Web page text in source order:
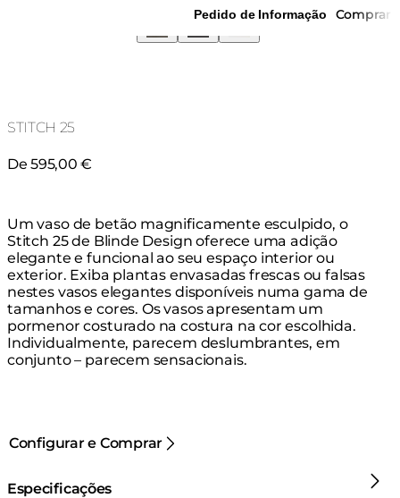
Pedido de Informação Comprar
STITCH 25
De 595,00 €
Um vaso de betão magnificamente esculpido, o
Stitch 25 de Blinde Design oferece uma adição
elegante e funcional ao seu espaço interior ou
exterior. Exiba plantas envasadas frescas ou falsas
nestes vasos elegantes disponíveis numa gama de
tamanhos e cores. Os vasos apresentam um
pormenor costurado na costura na cor escolhida.
Individualmente, parecem deslumbrantes, em
conjunto – parecem sensacionais.
Configurar e Comprar
Especificações